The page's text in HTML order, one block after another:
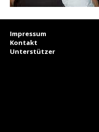
Impressum
Kontakt
Unterstützer